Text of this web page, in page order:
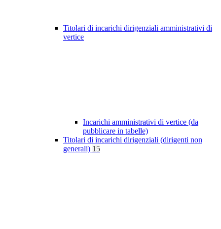
Titolari di incarichi dirigenziali amministrativi di
vertice
Incarichi amministrativi di vertice (da
pubblicare in tabelle)
Titolari di incarichi dirigenziali (dirigenti non
generali) 15